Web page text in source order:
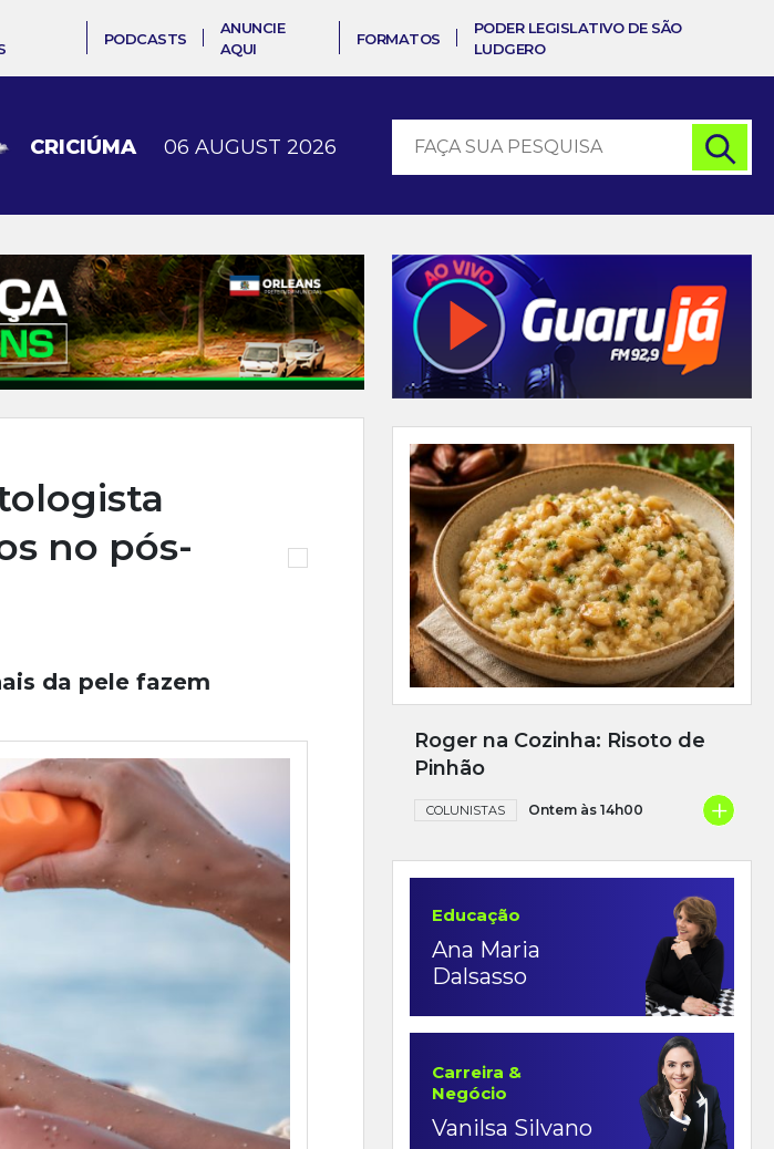
PODCASTS
ANUNCIE
AQUI
FORMATOS
PODER LEGISLATIVO DE SÃO
LUDGERO
CRICIÚMA 06 AUGUST 2026
no pós-
da pele fazem
Roger na Cozinha: Risoto de
Pinhão
COLUNISTAS Ontem às 14h00 +
Educação
Ana Maria
Dalsasso
Carreira &
Negócio
Vanilsa Silvano